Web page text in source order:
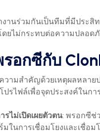
งานร่วมกันเป็นทีมที่มีประ
ดยไม่กระทบต่อความปลอด
อกซีกับ
ามสำคัญด้วยเหตุผลหลายป
รไฟล์เพื่อจุดประสงค์ในกา
ไม่เปิดเผยตัวตน: พรอกซีช่
ในการเชื่อมโยงและเชื่อ